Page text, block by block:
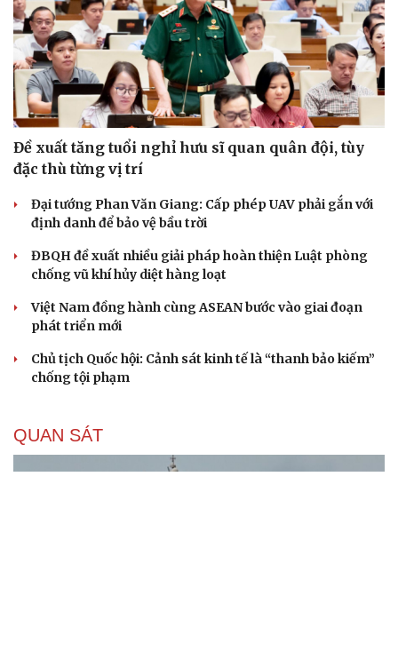
Đề xuất tăng tuổi nghỉ hưu sĩ quan quân đội, tùy
đặc thù từng vị trí
Đại tướng Phan Văn Giang: Cấp phép UAV phải gắn với
định danh để bảo vệ bầu trời
ĐBQH đề xuất nhiều giải pháp hoàn thiện Luật phòng
chống vũ khí hủy diệt hàng loạt
Việt Nam đồng hành cùng ASEAN bước vào giai đoạn
phát triển mới
Chủ tịch Quốc hội: Cảnh sát kinh tế là “thanh bảo kiếm”
chống tội phạm
QUAN SÁT